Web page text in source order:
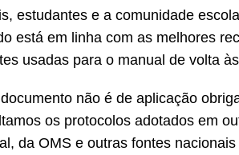
estudantes e a comunidade
está em linha com as melhores
usadas para o manual de volta
documento não é de aplicação
os protocolos adotados em
da OMS e outras fontes